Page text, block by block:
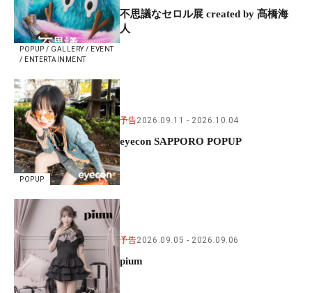
POPUP / GALLERY / EVENT
/ ENTERTAINMENT
不思議なセロル展 created by 髙橋海
人
POPUP
予告2026.09.11 2026.10.04
eyecon SAPPORO POPUP
予告2026.09.05 2026.09.06
pium